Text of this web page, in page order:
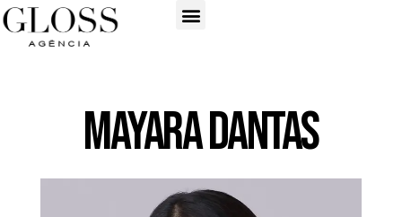
Mayara Dantas